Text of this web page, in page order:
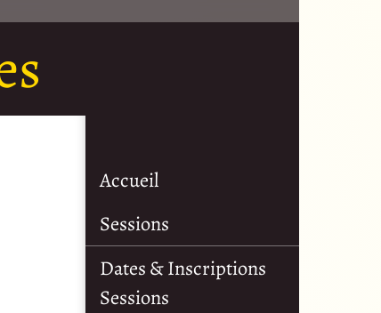
Accueil
Sessions
Dates & Inscriptions
Sessions